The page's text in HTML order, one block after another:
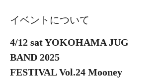
イベントについて
4/12 sat YOKOHAMA JUG
BAND 2025
FESTIVAL Vol.24 Mooney